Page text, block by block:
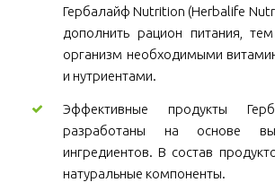
Гербалайф Nutrition (Herbalife
дополнить рацион питания,
организм необходимыми
и нутриентами.
Эффективные продукты
разработаны на основе
ингредиентов. В состав
натуральные компоненты.